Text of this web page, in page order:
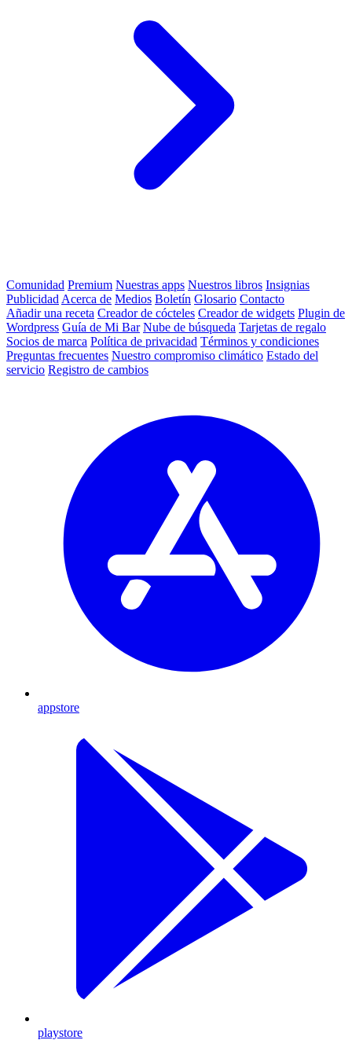
Comunidad Premium Nuestras apps Nuestros libros Insignias
Publicidad Acerca de Medios Boletín Glosario Contacto
Añadir una receta Creador de cócteles Creador de widgets Plugin de
Wordpress Guía de Mi Bar Nube de búsqueda Tarjetas de regalo
Socios de marca Política de privacidad Términos y condiciones
Preguntas frecuentes Nuestro compromiso climático Estado del
servicio Registro de cambios
appstore
playstore